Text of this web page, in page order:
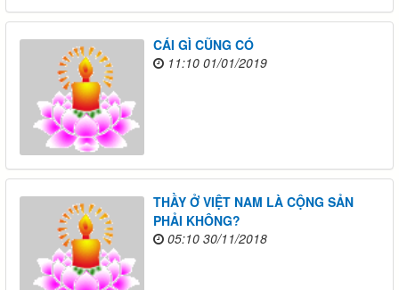
CÁI GÌ CŨNG CÓ
11:10 01/01/2019
THẦY Ở VIỆT NAM LÀ CỘNG SẢN
PHẢI KHÔNG?
05:10 30/11/2018